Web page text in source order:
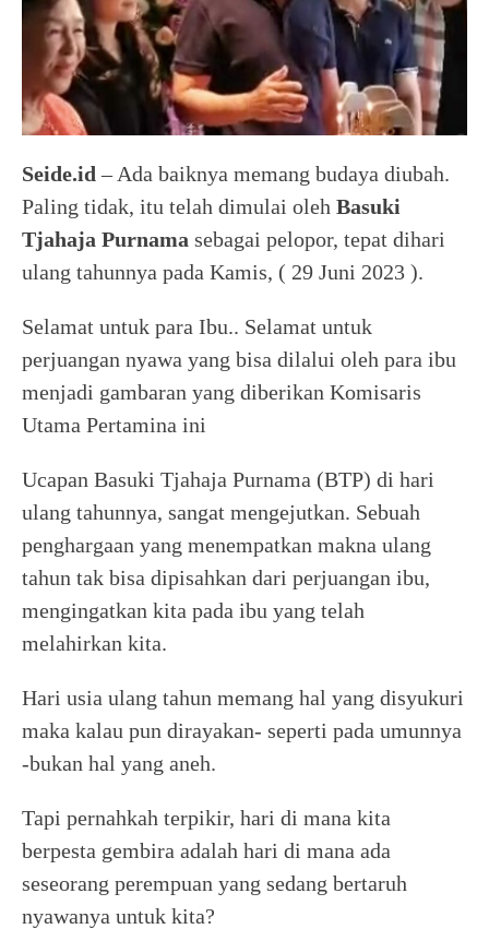
Seide.id – Ada baiknya memang budaya diubah.
Paling tidak, itu telah dimulai oleh Basuki
Tjahaja Purnama sebagai pelopor, tepat dihari
ulang tahunnya pada Kamis, ( 29 Juni 2023 ).
Selamat untuk para Ibu.. Selamat untuk
perjuangan nyawa yang bisa dilalui oleh para ibu
menjadi gambaran yang diberikan Komisaris
Utama Pertamina ini
Ucapan Basuki Tjahaja Purnama (BTP) di hari
ulang tahunnya, sangat mengejutkan. Sebuah
penghargaan yang menempatkan makna ulang
tahun tak bisa dipisahkan dari perjuangan ibu,
mengingatkan kita pada ibu yang telah
melahirkan kita.
Hari usia ulang tahun memang hal yang disyukuri
maka kalau pun dirayakan- seperti pada umunnya
-bukan hal yang aneh.
Tapi pernahkah terpikir, hari di mana kita
berpesta gembira adalah hari di mana ada
seseorang perempuan yang sedang bertaruh
nyawanya untuk kita?